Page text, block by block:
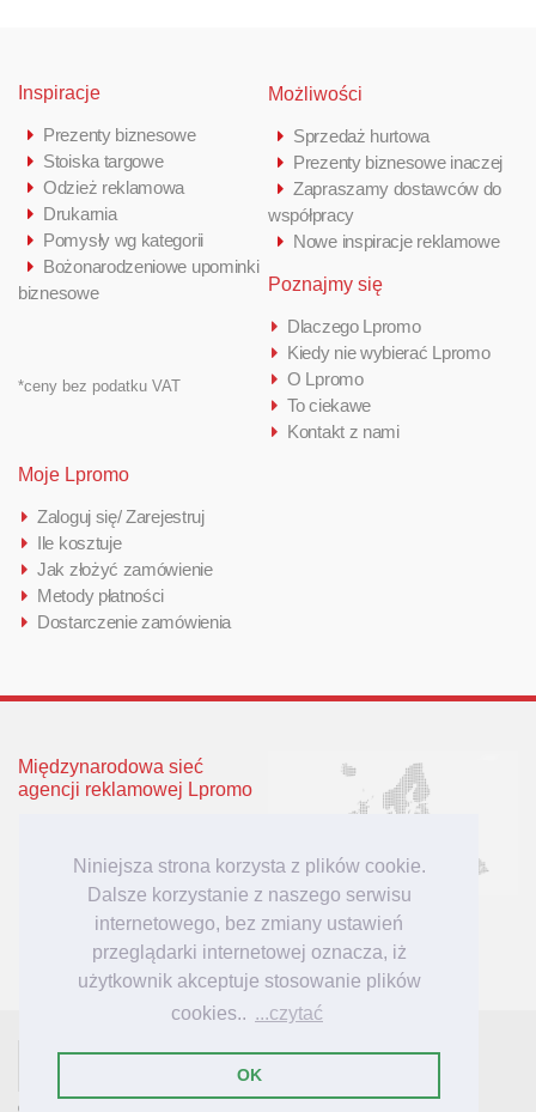
Niniejsza strona korzysta z plików cookie.
Dalsze korzystanie z naszego serwisu
internetowego, bez zmiany ustawień
przeglądarki internetowej oznacza, iż
użytkownik akceptuje stosowanie plików
cookies.. ...czytać
OK
Inspiracje
Prezenty biznesowe
Stoiska targowe
Odzież reklamowa
Drukarnia
Pomysły wg kategorii
Bożonarodzeniowe upominki
biznesowe
*ceny bez podatku VAT
Możliwości
Sprzedaż hurtowa
Prezenty biznesowe inaczej
Zapraszamy dostawców do
współpracy
Nowe inspiracje reklamowe
Poznajmy się
Dlaczego Lpromo
Kiedy nie wybierać Lpromo
O Lpromo
To ciekawe
Kontakt z nami
Moje Lpromo
Zaloguj się/ Zarejestruj
Ile kosztuje
Jak złożyć zamówienie
Metody płatności
Dostarczenie zamówienia
Międzynarodowa sieć
agencji reklamowej Lpromo
Wielka Brytania
Niemcy
- tu mieszkają inspiracje reklamowe!